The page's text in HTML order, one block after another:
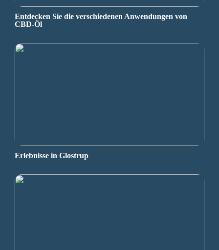
Entdecken Sie die verschiedenen Anwendungen von
CBD-Öl
Erlebnisse in Glostrup